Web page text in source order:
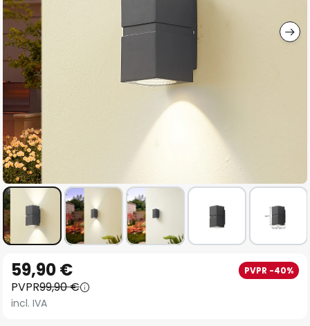
imágenes
comienzo
de
59,90 € PVPR -40%
PVPR99,90 €
incl. IVA